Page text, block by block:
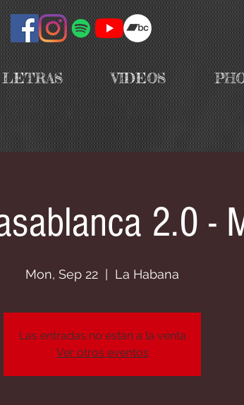
LETRAS VIDEOS
2.0 -
Mon, Sep 22 La Habana
Las entradas no están a la venta
Ver otros eventos